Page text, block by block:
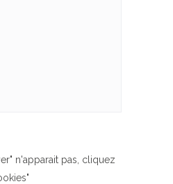
n'apparait pas, cliquez